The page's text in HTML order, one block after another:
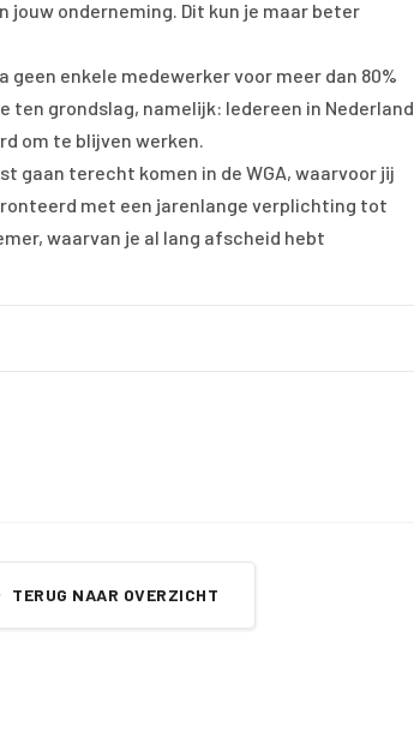
onderneming. Dit kun je maar beter
enkele medewerker voor meer dan 80%
grondslag, namelijk: Iedereen in Nederland
om te blijven werken.
gaan terecht komen in de WGA, waarvoor jij
met een jarenlange verplichting tot
waarvan je al lang afscheid hebt
TERUG NAAR OVERZICHT